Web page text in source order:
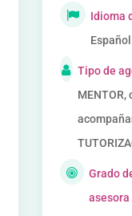
Idioma
Tipo de
Grado
asesora